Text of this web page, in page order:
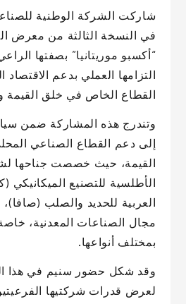
شاركت الشركة الوطنية
في النسخة الثالثة من معرض
“أكسبو موريتانيا” بصفتها
التزامها العملي بدعم الاقتصاد
القطاع الخاص في خلق القيمة
وتندرج هذه المشاركة ضمن
إلى دعم القطاع الصناعي
القيمة، حيث خصصت جناحها
الأطلسية للتصنيع الميكانيكي
العربية للحديد والصلب
مجال الصناعات المعدنية،
بمختلف أنواعها.
وقد شكل حضور سنيم في هذا
لعرض قدرات شركتيها